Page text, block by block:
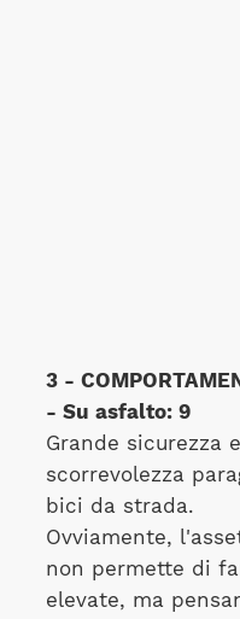
3 -
- Su asfalto: 9
Grande sicurezza
scorrevolezza
bici da strada.
Ovviamente,
non permette di
elevate, ma